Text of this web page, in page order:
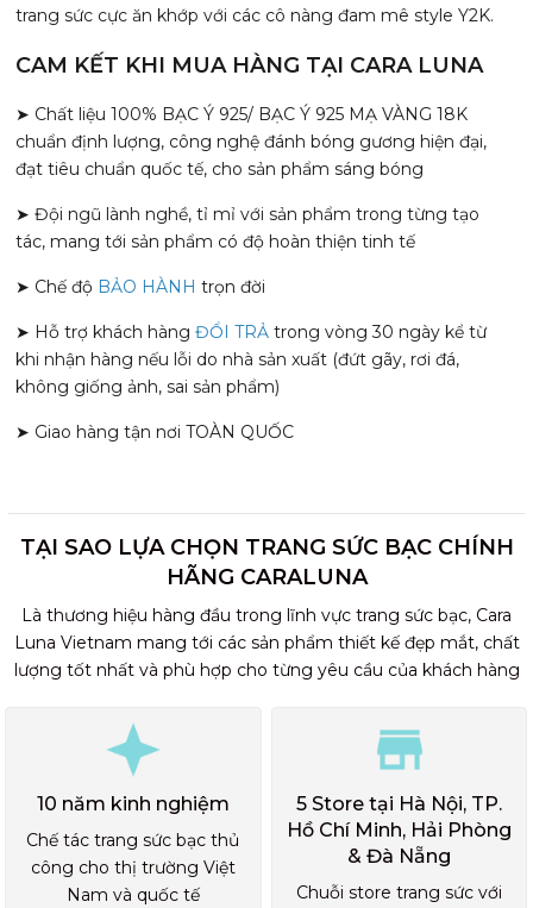
trang sức cực ăn khớp với các cô nàng đam mê style Y2K.
CAM KẾT KHI MUA HÀNG TẠI CARA LUNA
➤ Chất liệu 100% BẠC Ý 925/ BẠC Ý 925 MẠ VÀNG 18K
chuẩn định lượng, công nghệ đánh bóng gương hiện đại,
đạt tiêu chuẩn quốc tế, cho sản phẩm sáng bóng
➤ Đội ngũ lành nghề, tỉ mỉ với sản phẩm trong từng tạo
tác, mang tới sản phẩm có độ hoàn thiện tinh tế
➤ Chế độ BẢO HÀNH trọn đời
➤ Hỗ trợ khách hàng ĐỔI TRẢ trong vòng 30 ngày kể từ
khi nhận hàng nếu lỗi do nhà sản xuất (đứt gãy, rơi đá,
không giống ảnh, sai sản phẩm)
➤ Giao hàng tận nơi TOÀN QUỐC
TẠI SAO LỰA CHỌN TRANG SỨC BẠC CHÍNH
HÃNG CARALUNA
Là thương hiệu hàng đầu trong lĩnh vực trang sức bạc, Cara
Luna Vietnam mang tới các sản phẩm thiết kế đẹp mắt, chất
lượng tốt nhất và phù hợp cho từng yêu cầu của khách hàng
10 năm kinh nghiệm
Chế tác trang sức bạc thủ
công cho thị trường Việt
Nam và quốc tế
5 Store tại Hà Nội, TP.
Hồ Chí Minh, Hải Phòng
& Đà Nẵng
Chuỗi store trang sức với